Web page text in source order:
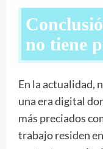
no tiene
En la actualidad,
una era digital
más preciados
trabajo residen